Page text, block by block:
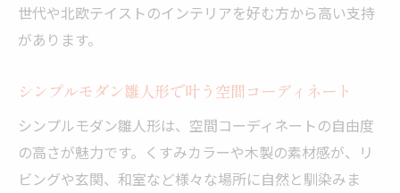
世代や北欧テイストのインテリアを好む方から高い支持
があります。
シンプルモダン雛人形で叶う空間コーディネート
シンプルモダン雛人形は、空間コーディネートの自由度
の高さが魅力です。くすみカラーや木製の素材感が、リ
ビングや玄関、和室など様々な場所に自然と馴染みま